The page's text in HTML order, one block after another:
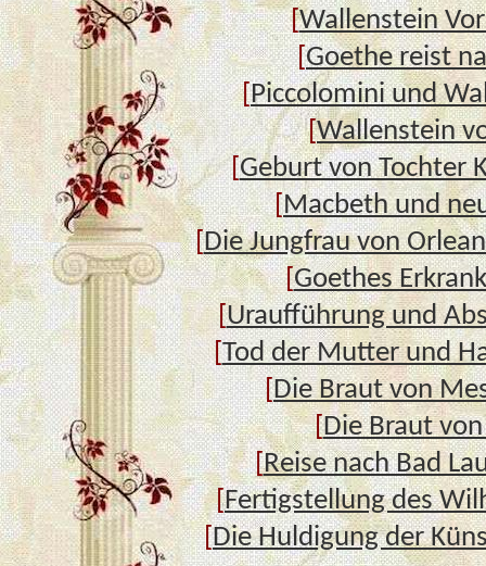
[Wallenstein
[Goethe reist
[Piccolomini und
[Wallenstein
[Geburt von Tochter
[Macbeth und
[Die Jungfrau von
[Goethes
[Uraufführung und
[Tod der Mutter und
[Die Braut von
[Die Braut
[Reise nach Bad
[Fertigstellung des
[Die Huldigung der